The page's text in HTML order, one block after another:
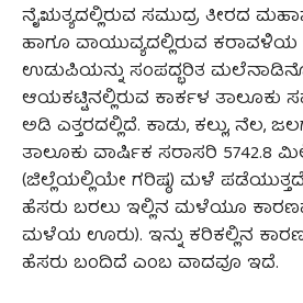
ನೈಋತ್ಯದಲ್ಲಿರುವ ಸಮುದ್ರ ತೀರದ
ಹಾಗೂ ವಾಯುವ್ಯದಲ್ಲಿರುವ ಕರಾವಳಿಯ
ಉಡುಪಿಯನ್ನು ಸಂಪದ್ಭರಿತ
ಆಯಕಟ್ಟಿನಲ್ಲಿರುವ ಕಾರ್ಕಳ ತಾಲೂಕು
ಅಡಿ ಎತ್ತರದಲ್ಲಿದೆ. ಕಾಡು, ಕಲ್ಲು, ನೆಲ,
ತಾಲೂಕು ವಾರ್ಷಿಕ ಸರಾಸರಿ 5742.8
(ಜಿಲ್ಲೆಯಲ್ಲಿಯೇ ಗರಿಷ್ಠ) ಮಳೆ
ಹೆಸರು ಬರಲು ಇಲ್ಲಿನ ಮಳೆಯೂ
ಮಳೆಯ ಊರು). ಇನ್ನು ಕರಿಕಲ್ಲಿನ
ಹೆಸರು ಬಂದಿದೆ ಎಂಬ ವಾದವೂ ಇದೆ.